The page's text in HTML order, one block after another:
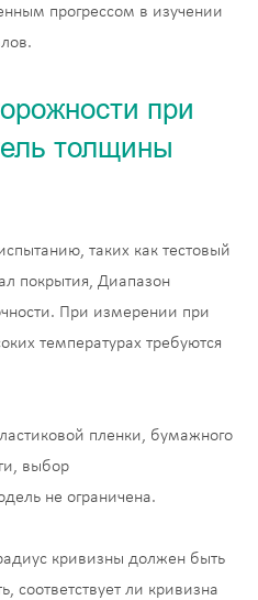
прогрессом в изучении
при
толщины
таких как тестовый
покрытия, Диапазон
При измерении при
температурах требуются
пленки, бумажного
выбор
не ограничена.
кривизны должен быть
соответствует ли кривизна